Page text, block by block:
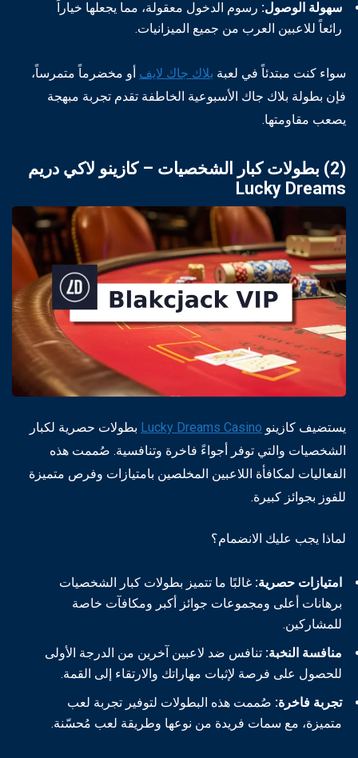
سهولة الوصول: رسوم الدخول معقولة، مما يجعلها خياراً
رائعاً للاعبين العرب من جميع الميزانيات.
سواء كنت مبتدئاً في لعبة بلاك جاك لايف أو مخضرماً متمرساً،
فإن بطولة بلاك جاك الأسبوعية الخاطفة تقدم تجربة مبهجة
يصعب مقاومتها.
(2) بطولات كبار الشخصيات – كازينو لاكي دريم
Lucky Dreams
يستضيف كازينو Lucky Dreams Casino بطولات حصرية لكبار
الشخصيات والتي توفر أجواءً فاخرة وتنافسية. صُممت هذه
الفعاليات لمكافأة اللاعبين المخلصين بامتيازات وفرص متميزة
للفوز بجوائز كبيرة.
لماذا يجب عليك الانضمام؟
امتيازات حصرية: غالبًا ما تتميز بطولات كبار الشخصيات
برهانات أعلى ومجموعات جوائز أكبر ومكافآت خاصة
للمشاركين.
منافسة النخبة: تنافس ضد لاعبين آخرين من الدرجة الأولى
للحصول على فرصة لإثبات مهاراتك والارتقاء إلى القمة.
تجربة فاخرة: صُممت هذه البطولات لتوفير تجربة لعب
متميزة، مع سمات فريدة من نوعها وطريقة لعب مُحسّنة.